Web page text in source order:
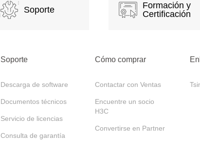
Soporte
Formación y
Certificación
Soporte
Descarga de software
Documentos técnicos
Servicio de licencias
Consulta de garantía
Cómo comprar
Contactar con Ventas
Encuentre un socio
H3C
Convertirse en Partner